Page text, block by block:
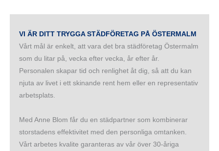
VI ÄR DITT TRYGGA STÄDFÖRETAG PÅ ÖSTERMALM
Vårt mål är enkelt, att vara det bra städföretag Östermalm
som du litar på, vecka efter vecka, år efter år.
Personalen skapar tid och renlighet åt dig, så att du kan
njuta av livet i ett skinande rent hem eller en representativ
arbetsplats.
Med Anne Blom får du en städpartner som kombinerar
storstadens effektivitet med den personliga omtanken.
Vårt arbetes kvalite garanteras av vår över 30-åriga